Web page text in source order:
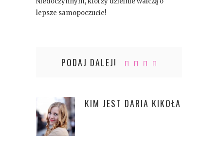
lepsze samopoczucie!
PODAJ DALEJ!
KIM JEST DARIA KIKOŁA